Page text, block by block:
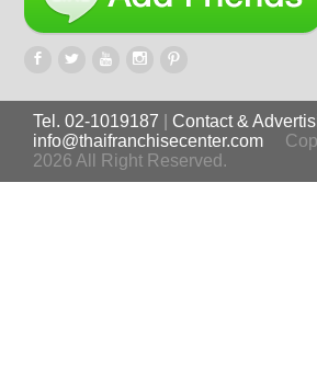
Tel. 02-1019187
Contact &
info@thaifranchisecenter.com
2026 All Right Reserved.